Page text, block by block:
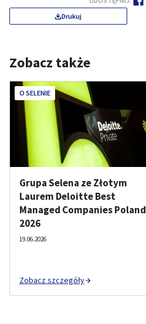
Drukuj
Zobacz także
O SELENIE
Grupa Selena ze Złotym
Laurem Deloitte Best
Managed Companies Poland
2026
19.06.2026
Zobacz szczegóły